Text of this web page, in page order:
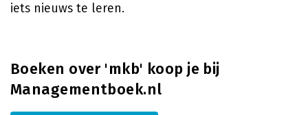
iets nieuws te leren.
Boeken over 'mkb' koop je bij
Managementboek.nl